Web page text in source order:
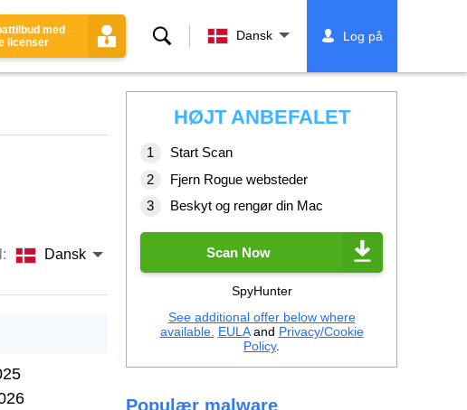
med
licenser
Søg Dansk Log på
Dansk
HØJT ANBEFALET
Start Scan
Fjern Rogue websteder
Beskyt og rengør din Mac
Scan Now
SpyHunter
See additional offer below where
available. EULAand Privacy/Cookie
Policy.
Populær malware